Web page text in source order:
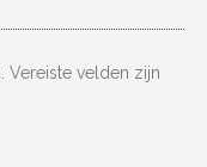
Vereiste velden zijn